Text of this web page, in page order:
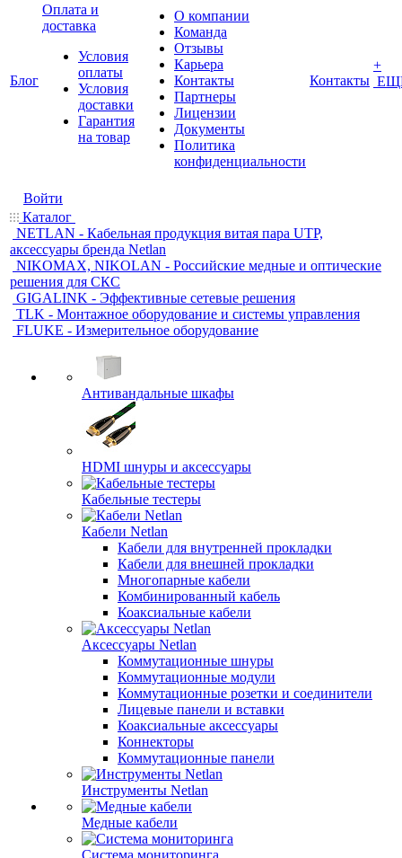
Блог
Оплата и
доставка
Условия
оплаты
Условия
доставки
Гарантия
на товар
О компании
Команда
Отзывы
Карьера
Контакты
Партнеры
Лицензии
Документы
Политика
конфиденциальности
Контакты
+
Войти
Каталог
NETLAN - Кабельная продукция витая пара UTP,
аксессуары бренда Netlan
NIKOMAX, NIKOLAN - Российские медные и оптические
решения для СКС
GIGALINK - Эффективные сетевые решения
TLK - Монтажное оборудование и системы управления
FLUKE - Измерительное оборудование
Антивандальные шкафы
HDMI шнуры и аксессуары
Кабельные тестеры
Кабели Netlan
Кабели для внутренней прокладки
Кабели для внешней прокладки
Многопарные кабели
Комбинированный кабель
Коаксиальные кабели
Аксессуары Netlan
Коммутационные шнуры
Коммутационные модули
Коммутационные розетки и соединители
Лицевые панели и вставки
Коаксиальные аксессуары
Коннекторы
Коммутационные панели
Инструменты Netlan
Медные кабели
Система мониторинга